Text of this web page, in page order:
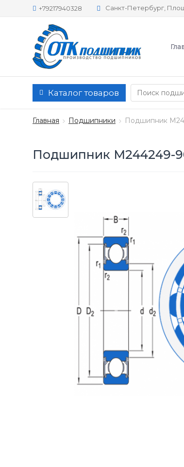
+79217940328 Санкт-Петербург,
Каталог товаров
Главная Подшипники Подшипник
Подшипник M244249-